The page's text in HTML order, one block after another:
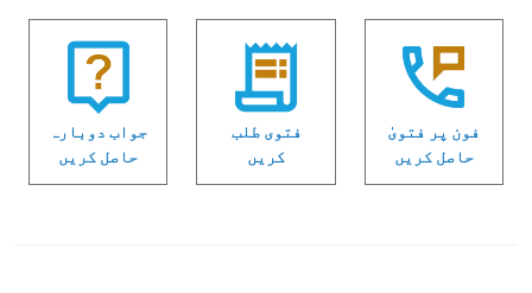
فون پر فتویٰ
حاصل کریں
فتوی طلب
کریں
جواب دوبارہ
حاصل کریں